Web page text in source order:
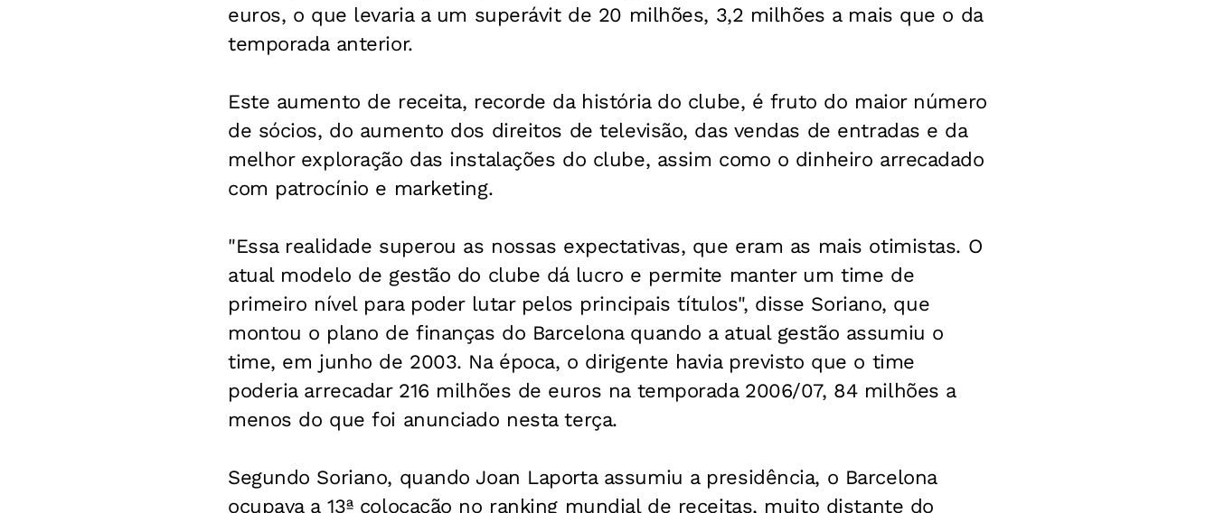
euros, o que levaria a um superávit de 20 milhões, 3,2 milhões a mais que o da
temporada anterior.
Este aumento de receita, recorde da história do clube, é fruto do maior número
de sócios, do aumento dos direitos de televisão, das vendas de entradas e da
melhor exploração das instalações do clube, assim como o dinheiro arrecadado
com patrocínio e marketing.
"Essa realidade superou as nossas expectativas, que eram as mais otimistas. O
atual modelo de gestão do clube dá lucro e permite manter um time de
primeiro nível para poder lutar pelos principais títulos", disse Soriano, que
montou o plano de finanças do Barcelona quando a atual gestão assumiu o
time, em junho de 2003. Na época, o dirigente havia previsto que o time
poderia arrecadar 216 milhões de euros na temporada 2006/07, 84 milhões a
menos do que foi anunciado nesta terça.
Segundo Soriano, quando Joan Laporta assumiu a presidência, o Barcelona
ocupava a 13ª colocação no ranking mundial de receitas, muito distante do